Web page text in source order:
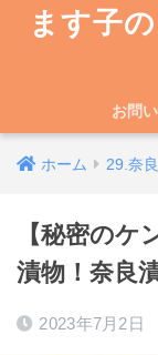
ます子
お問
ホーム 29.奈
【秘密のケ
漬物！奈良
2023年7月2日